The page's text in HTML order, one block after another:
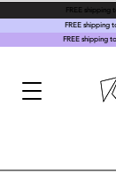
FREE shipping
FREE shipping
FREE shipping